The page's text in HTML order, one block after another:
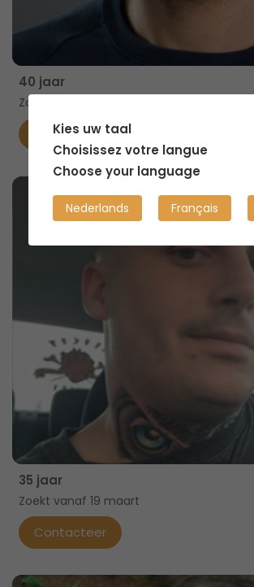
40 jaar
Zoekt vanaf 17 mei
Contacteer
35 jaar
Zoekt vanaf 19 maart
Contacteer
Kies uw taal
Choisissez votre langue
Choose your language
Nederlands Français